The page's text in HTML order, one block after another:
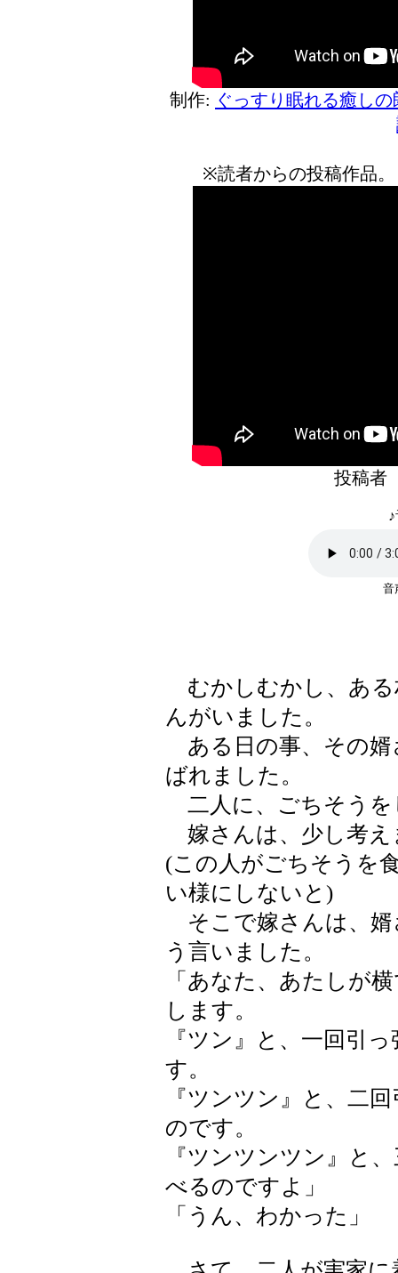
制作: ぐっすり眠れる癒し
※読者からの投稿作品
投稿
むかしむかし、ある
んがいました。
ある日の事、その婿
ばれました。
二人に、ごちそうを
嫁さんは、少し考え
(この人がごちそうを
い様にしないと)
そこで嫁さんは、婿
う言いました。
「あなた、あたしが
します。
『ツン』と、一回引
す。
『ツンツン』と、二
のです。
『ツンツンツン』と
べるのですよ」
「うん、わかった」